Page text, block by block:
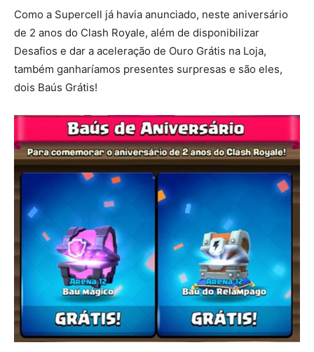
Como a Supercell já havia anunciado, neste aniversário
de 2 anos do Clash Royale, além de disponibilizar
Desafios e dar a aceleração de Ouro Grátis na Loja,
também ganharíamos presentes surpresas e são eles,
dois Baús Grátis!